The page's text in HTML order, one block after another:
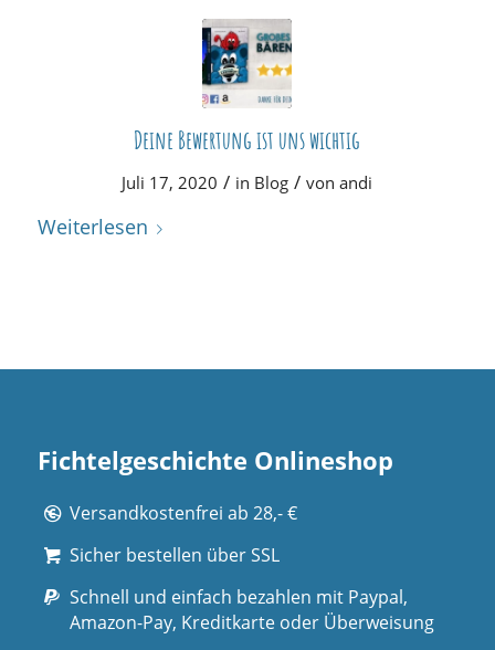
Deine Bewertung ist uns wichtig
Juli 17, 2020 / in Blog / vonandi
Weiterlesen
Fichtelgeschichte Onlineshop
Versandkostenfrei ab 28,- €
Sicher bestellen über SSL
Schnell und einfach bezahlen mit Paypal,
Amazon-Pay, Kreditkarte oder Überweisung